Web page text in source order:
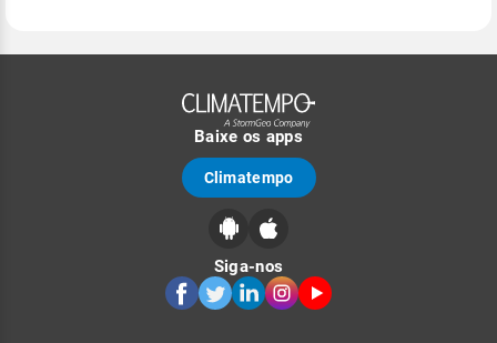
Baixe os apps
Climatempo
Siga-nos